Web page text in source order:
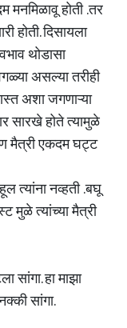
मनमिळावू होती .तर
होती. दिसायला
थोडासा
असल्या तरीही
अशा जगणाऱ्या
सारखे होते त्यामुळे
मैत्री एकदम घट्ट
त्यांना नव्हती .बघू
मुळे त्यांच्या मैत्री
सांगा. हा माझा
सांगा.